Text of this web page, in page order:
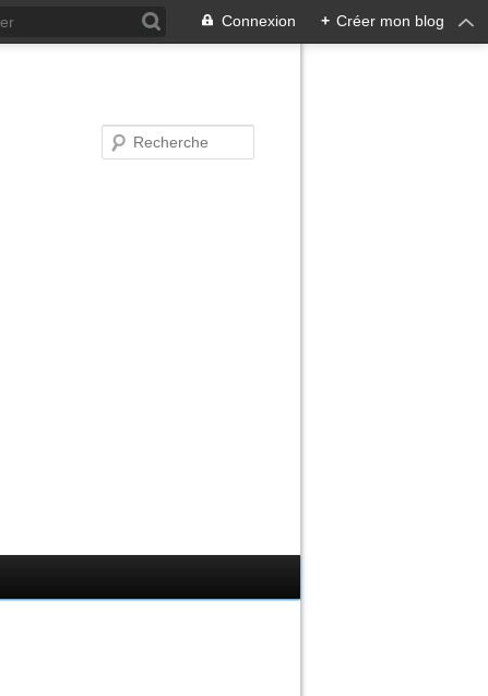
Connexion + Créer mon blog